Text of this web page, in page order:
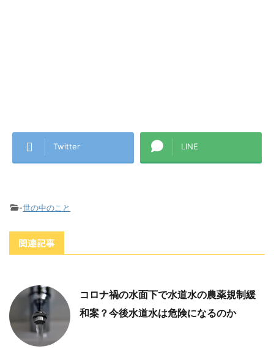
Twitter LINE
-世の中のこと
関連記事
コロナ禍の水面下で水道水の農薬規制緩
和案？今後水道水は危険になるのか